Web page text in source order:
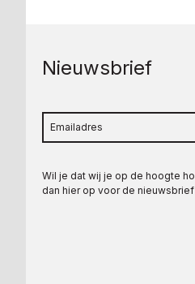
Nieuwsbrief
Wil je dat wij je op de hoogte
dan hier op voor de